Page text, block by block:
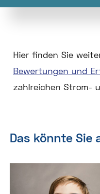
Hier finden Sie
Bewertungen und
zahlreichen Strom-
Das könnte Sie